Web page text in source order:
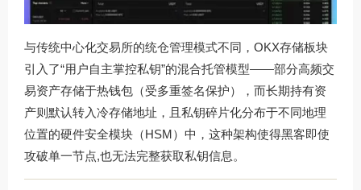
与传统中心化交易所的统仓管理模式不同，OKX存储板块
引入了“用户自主掌控私钥”的混合托管模型——部分高频交
易资产存储于热钱包（受多重签名保护），而长期持有资
产则默认转入冷存储地址，且私钥碎片化分布于不同地理
位置的硬件安全模块（HSM）中，这种架构使得黑客即使
攻破单一节点,也无法完整获取私钥信息。